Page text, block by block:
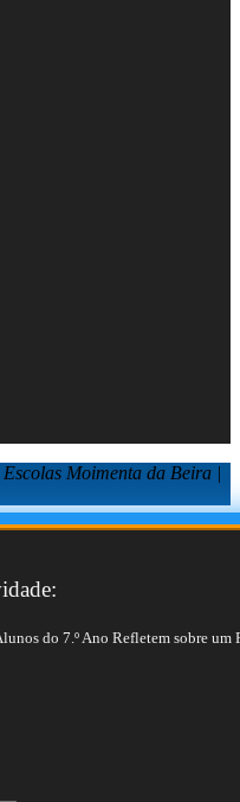
Moimenta da Beira |
do 7.º Ano Refletem sobre um